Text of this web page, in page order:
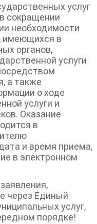
услуг
сокращении
необходимости
имеющихся в
органов,
услуги
а также
о ходе
услуги и
Оказание
в
и время приема,
в электронном
через Единый
услуг,
порядке!